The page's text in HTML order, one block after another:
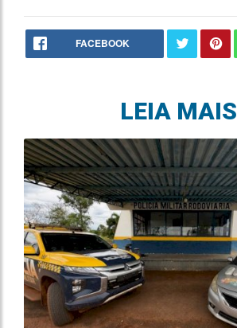
FACEBOOK
LEIA MAIS